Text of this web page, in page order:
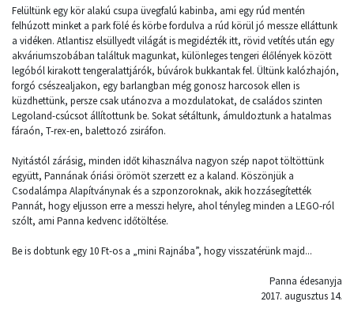
Felültünk egy kör alakú csupa üvegfalú kabinba, ami egy rúd mentén
felhúzott minket a park fölé és körbe fordulva a rúd körül jó messze elláttunk
a vidéken. Atlantisz elsüllyedt világát is megidézték itt, rövid vetítés után egy
akváriumszobában találtuk magunkat, különleges tengeri élőlények között
legóból kirakott tengeralattjárók, búvárok bukkantak fel. Ültünk kalózhajón,
forgó csészealjakon, egy barlangban még gonosz harcosok ellen is
küzdhettünk, persze csak utánozva a mozdulatokat, de családos szinten
Legoland-csúcsot állítottunk be. Sokat sétáltunk, ámuldoztunk a hatalmas
fáraón, T-rex-en, balettozó zsiráfon.
Nyitástól zárásig, minden időt kihasználva nagyon szép napot töltöttünk
együtt, Pannának óriási örömöt szerzett ez a kaland. Köszönjük a
Csodalámpa Alapítványnak és a szponzoroknak, akik hozzásegítették
Pannát, hogy eljusson erre a messzi helyre, ahol tényleg minden a LEGO-ról
szólt, ami Panna kedvenc időtöltése.
Be is dobtunk egy 10 Ft-os a „mini Rajnába”, hogy visszatérünk majd...
Panna édesanyja
2017. augusztus 14.